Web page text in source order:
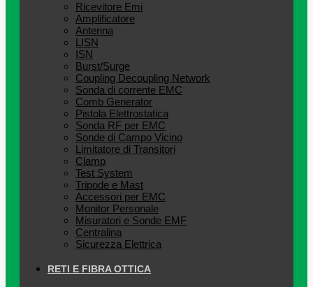
Ricevitore Emi
Amplificatore
Antenna
LISN
ISN
Burst/Surge
Coupling Decoupling Network
Sonda di corrente EMC
Comb Generator
Pistola Elettrostatica
Sonda RF per EMC
Sonde di Campo Vicino
Limitatore di Transitori
Clamp
Test System
Tripode e Mast
Accessori per EMC
Monitor Personale
Misuratori e Sonde EMF
Centralina
Sicurezza Elettrica
RETI E FIBRA OTTICA